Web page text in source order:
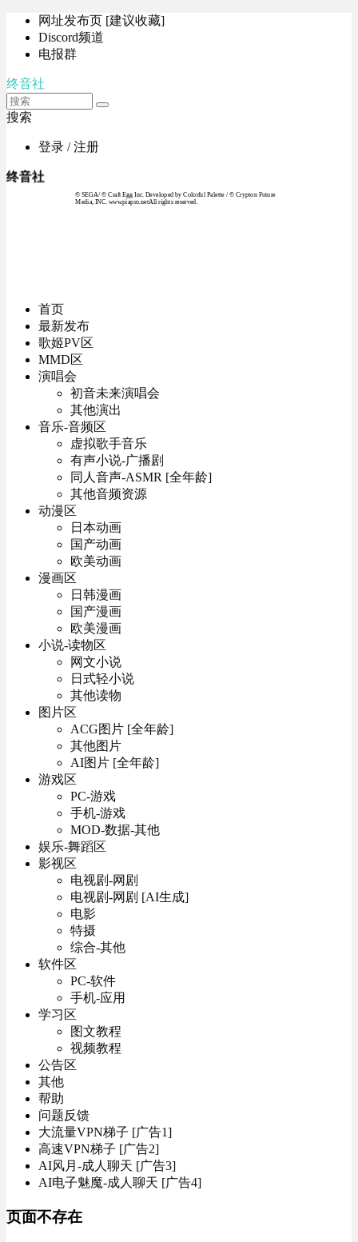
网址发布页 [建议收藏]
Discord频道
电报群
终音社
搜索
登录 / 注册
终音社
© SEGA / © Craft Egg Inc. Developed by Colorful Palette / © Crypton Future
Media, INC. www.piapro.netAll rights reserved.
首页
最新发布
歌姬PV区
MMD区
演唱会
初音未来演唱会
其他演出
音乐-音频区
虚拟歌手音乐
有声小说-广播剧
同人音声-ASMR [全年龄]
其他音频资源
动漫区
日本动画
国产动画
欧美动画
漫画区
日韩漫画
国产漫画
欧美漫画
小说-读物区
网文小说
日式轻小说
其他读物
图片区
ACG图片 [全年龄]
其他图片
AI图片 [全年龄]
游戏区
PC-游戏
手机-游戏
MOD-数据-其他
娱乐-舞蹈区
影视区
电视剧-网剧
电视剧-网剧 [AI生成]
电影
特摄
综合-其他
软件区
PC-软件
手机-应用
学习区
图文教程
视频教程
公告区
其他
帮助
问题反馈
大流量VPN梯子 [广告1]
高速VPN梯子 [广告2]
AI风月-成人聊天 [广告3]
AI电子魅魔-成人聊天 [广告4]
页面不存在